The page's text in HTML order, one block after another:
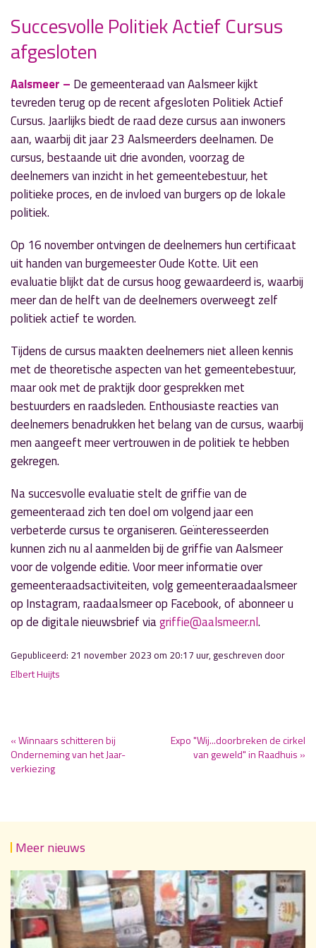
« Vorig nieuwsbericht
Winnaars schitteren bij Onderneming van het
Jaar-verkiezing
20 november 2023
» Volgend nieuwsbericht
Expo "Wij...doorbreken de cirkel van geweld" in
Raadhuis
21 november 2023
Succesvolle Politiek Actief Cursus
afgesloten
Aalsmeer – De gemeenteraad van Aalsmeer kijkt
tevreden terug op de recent afgesloten Politiek Actief
Cursus. Jaarlijks biedt de raad deze cursus aan inwoners
aan, waarbij dit jaar 23 Aalsmeerders deelnamen. De
cursus, bestaande uit drie avonden, voorzag de
deelnemers van inzicht in het gemeentebestuur, het
politieke proces, en de invloed van burgers op de lokale
politiek.
Op 16 november ontvingen de deelnemers hun certificaat
uit handen van burgemeester Oude Kotte. Uit een
evaluatie blijkt dat de cursus hoog gewaardeerd is, waarbij
meer dan de helft van de deelnemers overweegt zelf
politiek actief te worden.
Tijdens de cursus maakten deelnemers niet alleen kennis
met de theoretische aspecten van het gemeentebestuur,
maar ook met de praktijk door gesprekken met
bestuurders en raadsleden. Enthousiaste reacties van
deelnemers benadrukken het belang van de cursus, waarbij
men aangeeft meer vertrouwen in de politiek te hebben
gekregen.
Na succesvolle evaluatie stelt de griffie van de
gemeenteraad zich ten doel om volgend jaar een
verbeterde cursus te organiseren. Geïnteresseerden
kunnen zich nu al aanmelden bij de griffie van Aalsmeer
voor de volgende editie. Voor meer informatie over
gemeenteraadsactiviteiten, volg gemeenteraadaalsmeer
op Instagram, raadaalsmeer op Facebook, of abonneer u
op de digitale nieuwsbrief viagriffie@aalsmeer.nl.
Gepubliceerd: 21 november 2023 om 20:17 uur, geschreven door
Elbert Huijts
« Winnaars schitteren bij
Onderneming van het Jaar-
verkiezing
Expo "Wij...doorbreken de cirkel
van geweld" in Raadhuis »
Meer nieuws